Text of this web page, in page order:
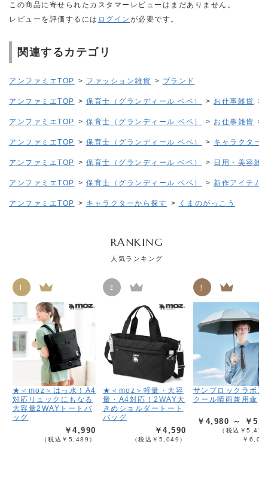
この商品に寄せられたカスタマーレビューはまだありません。
レビューを評価するには ログイン が必要です。
関連するカテゴリ
アンファミエTOP > ファッション雑貨 > ブランド
アンファミエTOP > 保育士（グランディール ベベ） > お仕事雑貨 >
アンファミエTOP > 保育士（グランディール ベベ） > お仕事雑貨 >
アンファミエTOP > 保育士（グランディール ベベ） > キャラクター
アンファミエTOP > 保育士（グランディール ベベ） > 日用・美容雑
アンファミエTOP > 保育士（グランディール ベベ） > 新作アイテム
アンファミエTOP > キャラクターから探す > くまのがっこう
RANKING
人気ランキング
1
★＜moz＞はっ水！A4
対応リュックにもなる
大容量2WAYトートバ
ッグ
￥4,990
（税込￥5,489）
2
★＜moz＞軽量・大容
量・A4対応！2WAY大
きめショルダートート
バッグ
￥4,590
（税込￥5,049）
3
サンブロックラボ遮
クール晴雨兼用傘
￥4,980 ～ ￥
（税込￥
￥